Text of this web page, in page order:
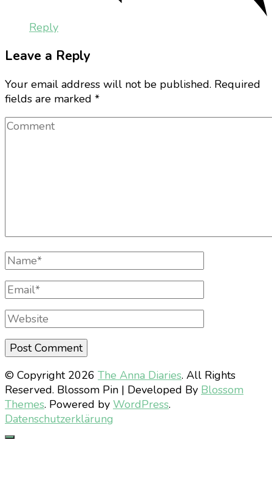
Reply
Leave a Reply
Your email address will not be published. Required
fields are marked *
Comment
Full
Name
Email
Website
© Copyright 2026 The Anna Diaries. All Rights
Reserved. Blossom Pin | Developed By Blossom
Themes. Powered by WordPress.
Datenschutzerklärung